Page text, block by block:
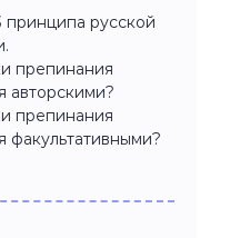
принципа русской
препинания
авторскими?
препинания
факультативными?